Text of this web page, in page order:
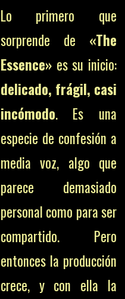
Lo primero que
sorprende de «The
Essence»es su inicio:
delicado, frágil, casi
incómodo. Es una
especie de confesión a
media voz, algo que
parece demasiado
personal como para ser
compartido. Pero
entonces la producción
crece, y con ella la